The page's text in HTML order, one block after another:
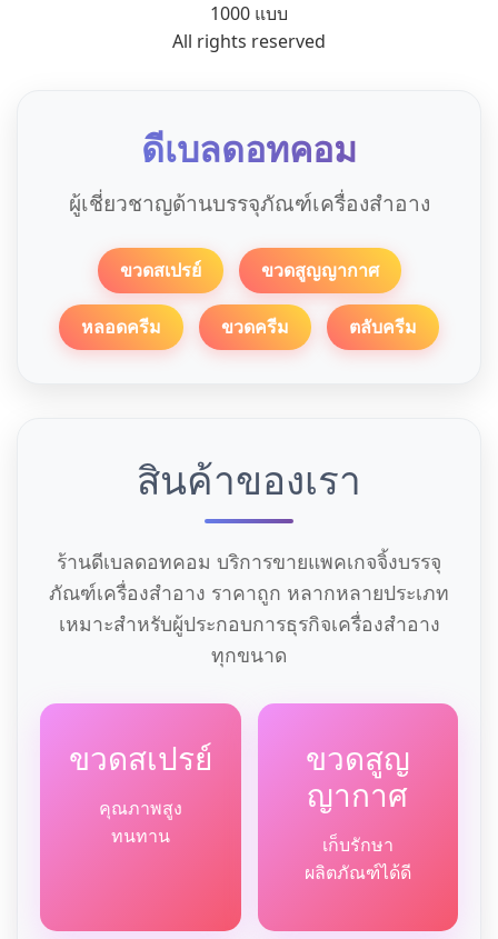
1000 แบบ
All rights reserved
ดีเบลดอทคอม
ผู้เชี่ยวชาญด้านบรรจุภัณฑ์เครื่องสำอาง
ขวดสเปรย์ ขวดสูญญากาศ
หลอดครีม ขวดครีม ตลับครีม
สินค้าของเรา
ร้านดีเบลดอทคอม บริการขายแพคเกจจิ้งบรรจุ
ภัณฑ์เครื่องสำอาง ราคาถูก หลากหลายประเภท
เหมาะสำหรับผู้ประกอบการธุรกิจเครื่องสำอาง
ทุกขนาด
ขวดสเปรย์
คุณภาพสูง
ทนทาน
ขวดสูญ
ญากาศ
เก็บรักษา
ผลิตภัณฑ์ได้ดี